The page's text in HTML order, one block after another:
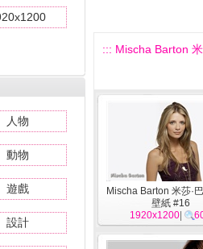
人物
動物
遊戲
設計
::: Mischa Barton
Mischa Barton 米莎·
壁紙 #16
1920x1200